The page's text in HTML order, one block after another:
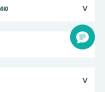
лечение
до 2 таб.
от 2 до 5
сохраняется,
с данными